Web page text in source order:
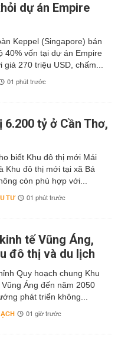
dự án Empire
Keppel (Singapore) bán
40% vốn tại dự án Empire
giá 270 triệu USD, chấm...
01 phút trước
tỷ ở Cần Thơ,
biết Khu đô thị mới Mái
Khu đô thị mới tại xã Bá
còn phù hợp với...
TƯ 01 phút trước
tế Vũng Áng,
đô thị và du lịch
Quy hoạch chung Khu
Vũng Áng đến năm 2050
phát triển không...
01 giờ trước